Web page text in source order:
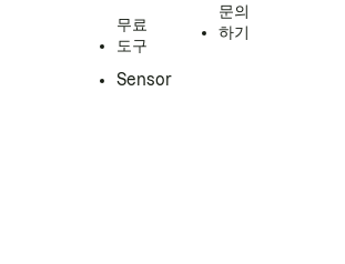
무료
도구
Sensor
문의
하기